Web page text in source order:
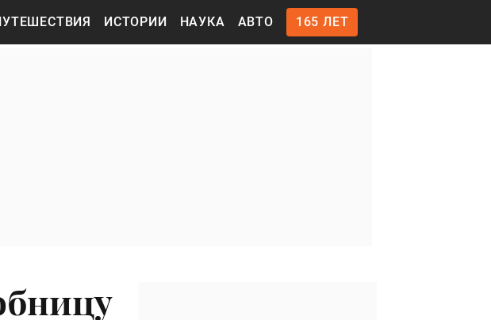
ИСТОРИИ НАУКА АВТО 165 ЛЕТ